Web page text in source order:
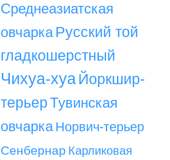
Среднеазиатская
овчарка Русский той
гладкошерстный
Чихуа-хуа Йоркшир-
терьерТувинская
овчарка Норвич-терьер
Сенбернар Карликовая